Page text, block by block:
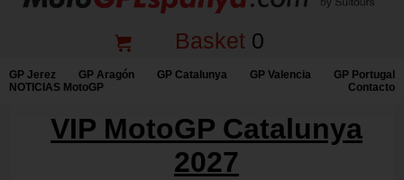
Basket0
GP Jerez GP Aragón GP Catalunya GP Valencia
GP Portugal
NOTICIAS MotoGP
Contacto
VIP MotoGP Catalunya
2027